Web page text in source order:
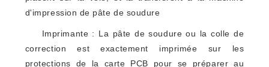
d'impression de pâte de soudure
Imprimante : La pâte de soudure ou la colle de
correction est exactement imprimée sur les
protections de la carte PCB pour se préparer au